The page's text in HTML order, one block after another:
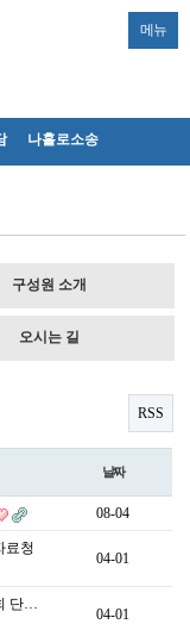
메뉴
나홀로소송
구성원 소개
오시는 길
RSS
날짜
08-04
료청
04-01
단…
04-01